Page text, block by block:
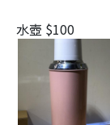
水壺 $100